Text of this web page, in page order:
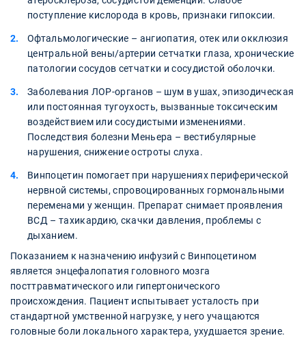
поступление кислорода в кровь, признаки гипоксии.
Офтальмологические – ангиопатия, отек или окклюзия
центральной вены/артерии сетчатки глаза, хронические
патологии сосудов сетчатки и сосудистой оболочки.
Заболевания ЛОР-органов – шум в ушах, эпизодическая
или постоянная тугоухость, вызванные токсическим
воздействием или сосудистыми изменениями.
Последствия болезни Меньера – вестибулярные
нарушения, снижение остроты слуха.
Винпоцетин помогает при нарушениях периферической
нервной системы, спровоцированных гормональными
переменами у женщин. Препарат снимает проявления
ВСД – тахикардию, скачки давления, проблемы с
дыханием.
Показанием к назначению инфузий с Винпоцетином
является энцефалопатия головного мозга
посттравматического или гипертонического
происхождения. Пациент испытывает усталость при
стандартной умственной нагрузке, у него учащаются
головные боли локального характера, ухудшается зрение.